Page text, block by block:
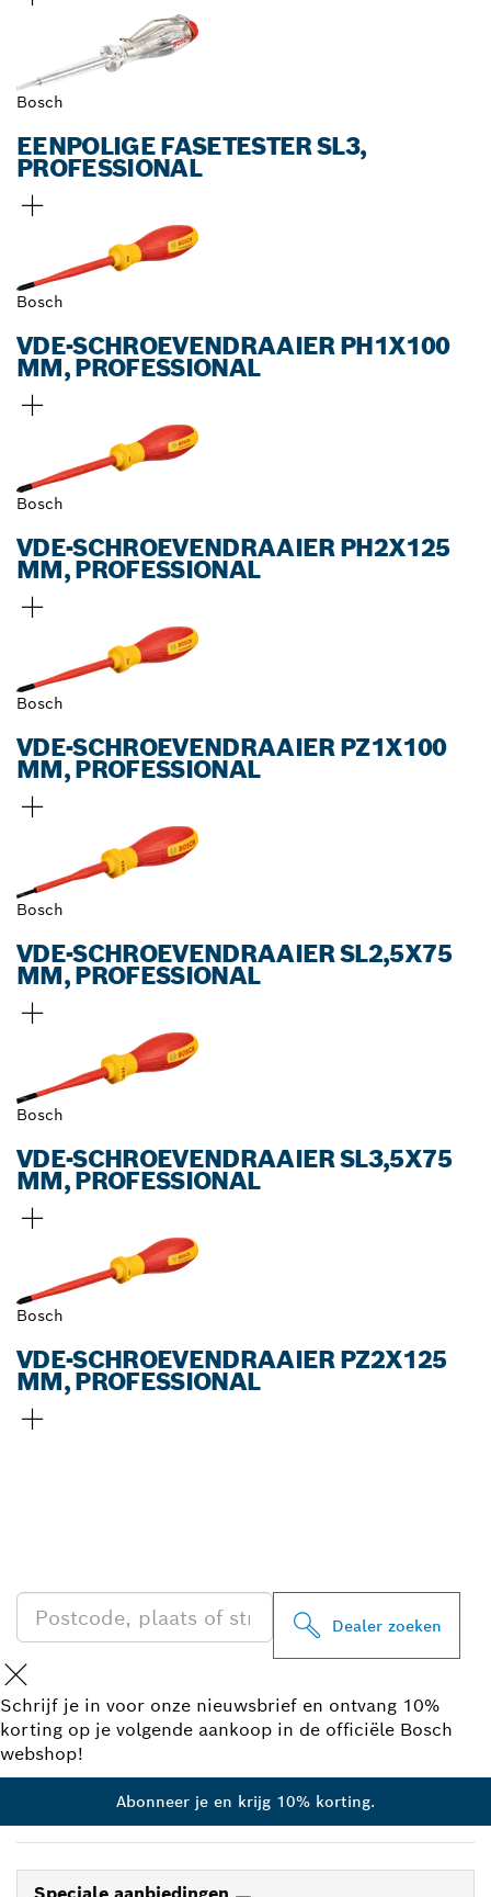
Bosch
EENPOLIGE FASETESTER SL3,
PROFESSIONAL
Bosch
VDE-SCHROEVENDRAAIER PH1X100
MM, PROFESSIONAL
Bosch
VDE-SCHROEVENDRAAIER PH2X125
MM, PROFESSIONAL
Bosch
VDE-SCHROEVENDRAAIER PZ1X100
MM, PROFESSIONAL
Bosch
VDE-SCHROEVENDRAAIER SL2,5X75
MM, PROFESSIONAL
Bosch
VDE-SCHROEVENDRAAIER SL3,5X75
MM, PROFESSIONAL
Bosch
VDE-SCHROEVENDRAAIER PZ2X125
MM, PROFESSIONAL
Dealer zoeken
Schrijf je in voor onze nieuwsbrief en ontvang 10%
korting op je volgende aankoop in de officiële Bosch
webshop!
Abonneer je en krijg 10% korting.